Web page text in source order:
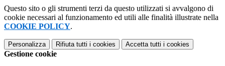
Questo sito o gli strumenti terzi da questo utilizzati si avvalgono di
cookie necessari al funzionamento ed utili alle finalità illustrate nella
COOKIE POLICY.
Personalizza Rifiuta tutti i cookies Accetta tutti i cookies
Gestione cookie